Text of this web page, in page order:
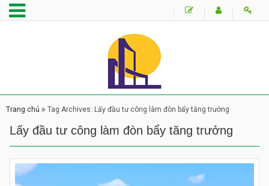
Trang chủ Tag Archives: Lấy đầu tư công làm đòn bẩy tăng trưởng
Lấy đầu tư công làm đòn bẩy tăng trưởng